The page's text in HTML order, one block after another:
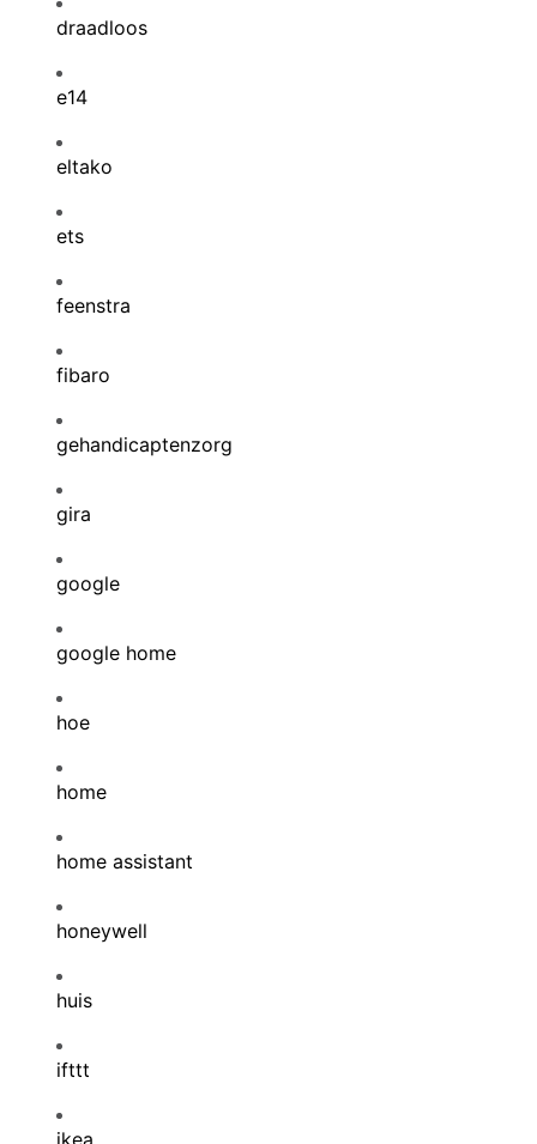
draadloos
e14
eltako
ets
feenstra
fibaro
gehandicaptenzorg
gira
google
google home
hoe
home
home assistant
honeywell
huis
ifttt
ikea